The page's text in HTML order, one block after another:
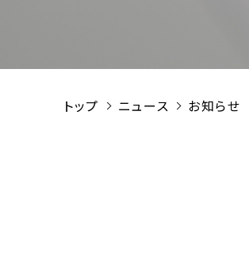
トップ ニュース お知らせ